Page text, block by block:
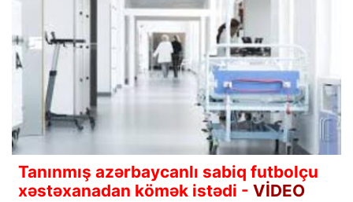
Tanınmış azərbaycanlı sabiq futbolçu
xəstəxanadan kömək istədi - VİDEO